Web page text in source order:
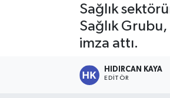
Sağlık
Sağlık
imza attı.
HIDIRCAN KAYA
EDITÖR
Haber Arşivi